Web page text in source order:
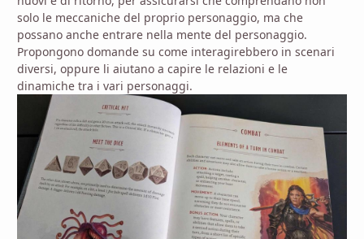
solo le meccaniche del proprio personaggio, ma che
possano anche entrare nella mente del personaggio.
Propongono domande su come interagirebbero in scenari
diversi, oppure li aiutano a capire le relazioni e le
dinamiche tra i vari personaggi.